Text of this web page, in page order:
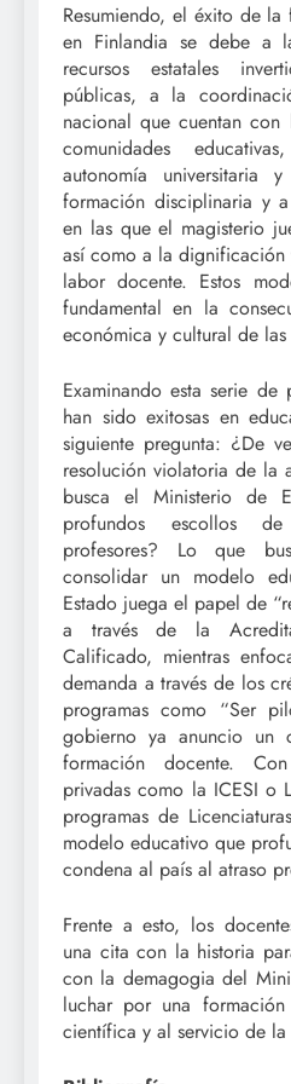
Resumiendo, el éxito de
en Finlandia se debe a
recursos estatales
públicas, a la
nacional que cuentan
comunidades
autonomía universitaria
formación disciplinaria y
en las que el magisterio
así como a la
labor docente. Estos
fundamental en la
económica y cultural de las
Examinando esta serie de
han sido exitosas en
siguiente pregunta: ¿De
resolución violatoria de la
busca el Ministerio de
profundos escollos
profesores? Lo que
consolidar un modelo
Estado juega el papel de
a través de la
Calificado, mientras
demanda a través de los
programas como “Ser
gobierno ya anuncio un
formación docente.
privadas como la ICESI o
programas de
modelo educativo que
condena al país al atraso
Frente a esto, los
una cita con la historia
con la demagogia del
luchar por una
científica y al servicio de